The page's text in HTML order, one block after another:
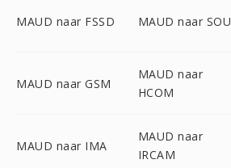
MAUD naar FSSD MAUD naar SOU
MAUD naar GSM
MAUD naar
HCOM
MAUD naar IMA
MAUD naar
IRCAM